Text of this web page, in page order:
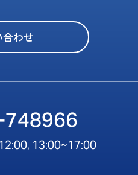
わせ
13:00~17:00